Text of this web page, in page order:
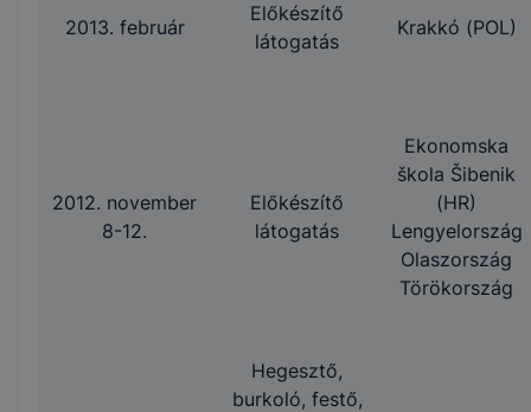
2013. február
Előkészítő
látogatás
Krakkó (POL)
2012. november
8-12.
Előkészítő
látogatás
Ekonomska
škola Šibenik
(HR)
Lengyelország
Olaszország
Törökország
Hegesztő,
burkoló, festő,